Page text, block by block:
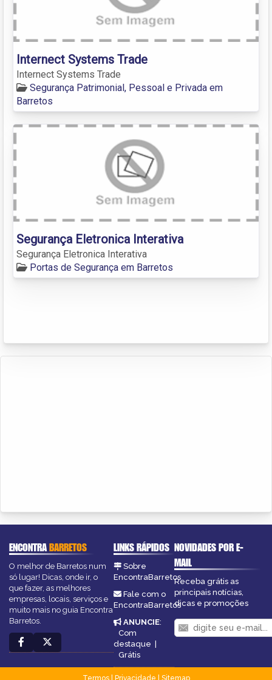
Internect Systems Trade
Internect Systems Trade
Segurança Patrimonial, Pessoal e Privada em
Barretos
Segurança Eletronica Interativa
Segurança Eletronica Interativa
Portas de Segurança em Barretos
ENCONTRABARRETOS
O melhor de Barretos num
só lugar! Dicas, onde ir, o
que fazer, as melhores
empresas, locais, serviços e
muito mais no guia Encontra
Barretos.
LINKS RÁPIDOS
Sobre
EncontraBarretos
Fale com o
EncontraBarretos
ANUNCIE:
Com
destaque |
Grátis
NOVIDADES POR E-
MAIL
Receba grátis as
principais notícias,
dicas e promoções
Termos| Privacidade
Sitemap